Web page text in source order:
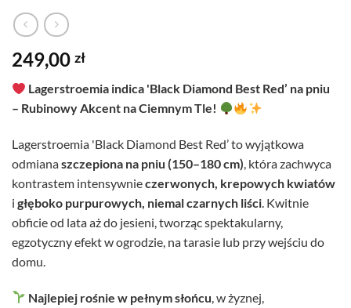
249,00 zł
Lagerstroemia indica 'Black Diamond Best Red’ na pniu
– Rubinowy Akcent na Ciemnym Tle!
Lagerstroemia 'Black Diamond Best Red’ to wyjątkowa
odmianaszczepiona na pniu (150–180 cm), która zachwyca
kontrastem intensywnieczerwonych, krepowych kwiatów
i głęboko purpurowych, niemal czarnych liści. Kwitnie
obficie od lata aż do jesieni, tworząc spektakularny,
egzotyczny efekt w ogrodzie, na tarasie lub przy wejściu do
domu.
Najlepiej rośnie w pełnym słońcu , w żyznej,